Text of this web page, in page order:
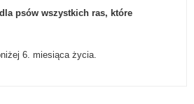
psów wszystkich ras, które
6. miesiąca życia.